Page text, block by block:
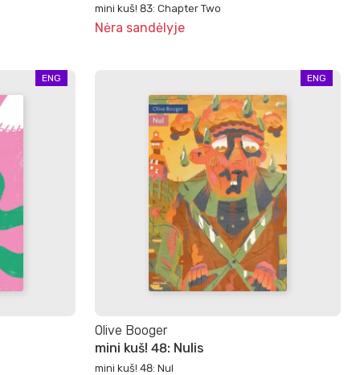
mini kuš! 83: Chapter Two
Nėra sandėlyje
ENG ENG
Olive Booger
mini kuš! 48: Nulis
mini kuš! 48: Nul